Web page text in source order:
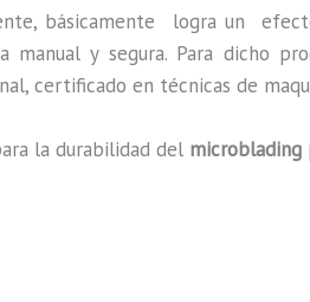
básicamente
logra un
y segura. Para dicho
certificado en técnicas de
la durabilidad del microblading